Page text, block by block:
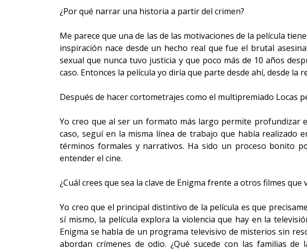
¿Por qué narrar una historia a partir del crimen?
Me parece que una de las de las motivaciones de la película
inspiración nace desde un hecho real que fue el brutal
sexual que nunca tuvo justicia y que poco más de 10 años
caso. Entonces la película yo diría que parte desde ahí, desde
Después de hacer cortometrajes como el multipremiado Locas
Yo creo que al ser un formato más largo permite profundizar
caso, seguí en la misma línea de trabajo que había realizado
términos formales y narrativos. Ha sido un proceso bonito
entender el cine.
¿Cuál crees que sea la clave de Enigma frente a otros filmes que
Yo creo que el principal distintivo de la película es que
sí mismo, la película explora la violencia que hay en la
Enigma se habla de un programa televisivo de misterios sin
abordan crímenes de odio. ¿Qué sucede con las familias